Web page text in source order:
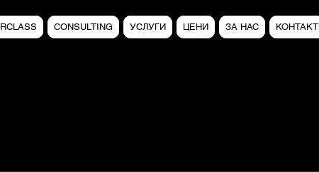
CONSULTING УСЛУГИ ЦЕНИ ЗА НАС КОНТАКТ